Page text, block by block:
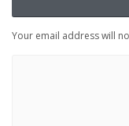
Your email address will